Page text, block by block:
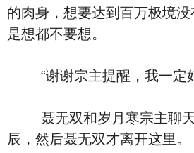
的肉身，想要达到百万极境
是想都不要想。
“谢谢宗主提醒，我一定
聂无双和岁月寒宗主聊天
辰，然后聂无双才离开这里。